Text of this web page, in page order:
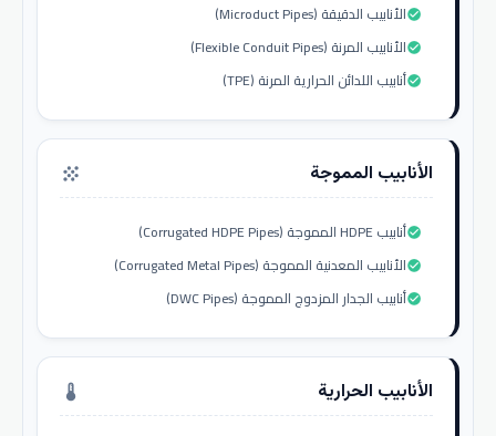
الأنابيب الدقيقة (Microduct Pipes)check_circle
الأنابيب المرنة (Flexible Conduit Pipes)check_circle
أنابيب اللدائن الحرارية المرنة (TPE)check_circle
الأنابيب المموجة grain
أنابيب HDPE المموجة (Corrugated HDPE Pipes)check_circle
الأنابيب المعدنية المموجة (Corrugated Metal Pipes)check_circle
أنابيب الجدار المزدوج المموجة (DWC Pipes)check_circle
الأنابيب الحرارية thermostat